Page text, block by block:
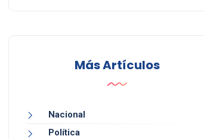
Más Artículos
Nacional
Política